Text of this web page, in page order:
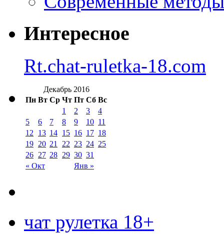
Интересное
Rt.chat-ruletka-18.com
Декабрь 2016
Пн Вт Ср Чт Пт Сб Вс
« Окт Янв »
1 2 3
4
5
6 7 8 9 10 11
12
13 14 15 16 17 18
19 20 21 22 23 24 25
26 27 28 29 30 31
чат рулетка 18+